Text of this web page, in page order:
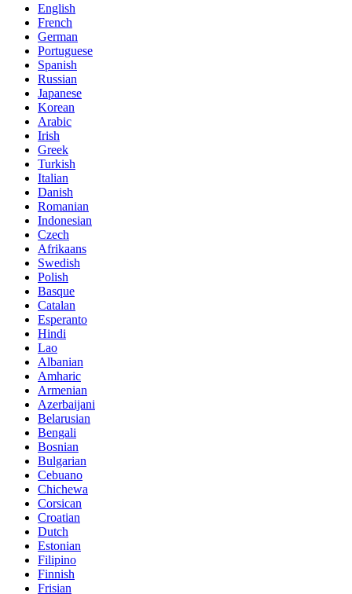
English
French
German
Portuguese
Spanish
Russian
Japanese
Korean
Arabic
Irish
Greek
Turkish
Italian
Danish
Romanian
Indonesian
Czech
Afrikaans
Swedish
Polish
Basque
Catalan
Esperanto
Hindi
Lao
Albanian
Amharic
Armenian
Azerbaijani
Belarusian
Bengali
Bosnian
Bulgarian
Cebuano
Chichewa
Corsican
Croatian
Dutch
Estonian
Filipino
Finnish
Frisian